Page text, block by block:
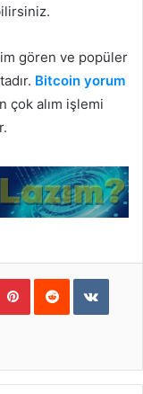
gören ve popüler
Bitcoin yorum
çok alım işlemi
PinterestReddit